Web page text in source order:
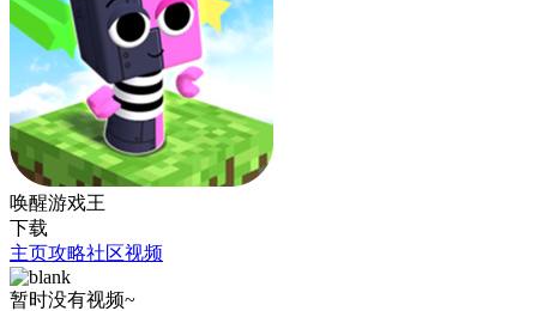
唤醒游戏王
下载
主页攻略社区视频
暂时没有视频~